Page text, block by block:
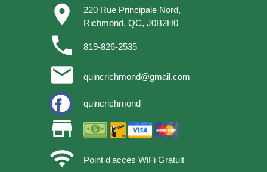
place
220 Rue Principale Nord,
Richmond, QC, J0B2H0
phone 819-826-2535
email quincrichmond@gmail.com
quincrichmond
store
wifi
Point d'accès WiFi Gratuit